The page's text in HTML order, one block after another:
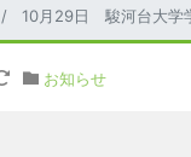
10月29日 駿河台大学
お知らせ